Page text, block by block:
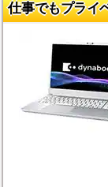
仕事でもプライ